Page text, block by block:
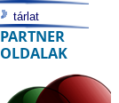
tárlat
PARTNER
OLDALAK